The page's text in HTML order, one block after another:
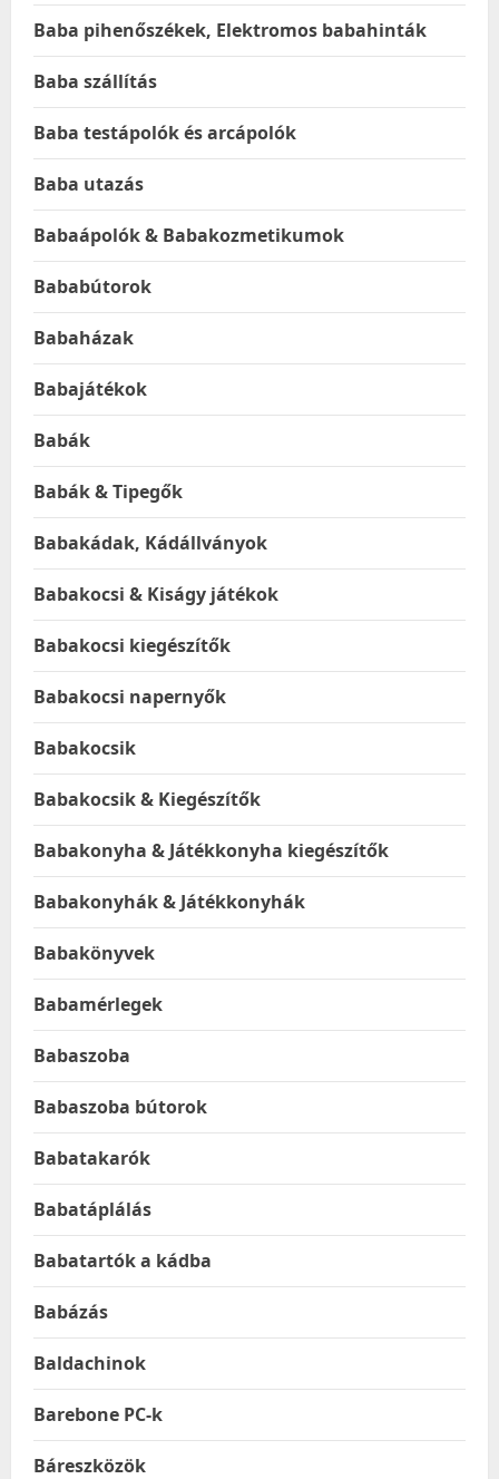
Baba pihenőszékek, Elektromos babahinták
Baba szállítás
Baba testápolók és arcápolók
Baba utazás
Babaápolók & Babakozmetikumok
Bababútorok
Babaházak
Babajátékok
Babák
Babák & Tipegők
Babakádak, Kádállványok
Babakocsi & Kiságy játékok
Babakocsi kiegészítők
Babakocsi napernyők
Babakocsik
Babakocsik & Kiegészítők
Babakonyha & Játékkonyha kiegészítők
Babakonyhák & Játékkonyhák
Babakönyvek
Babamérlegek
Babaszoba
Babaszoba bútorok
Babatakarók
Babatáplálás
Babatartók a kádba
Babázás
Baldachinok
Barebone PC-k
Báreszközök